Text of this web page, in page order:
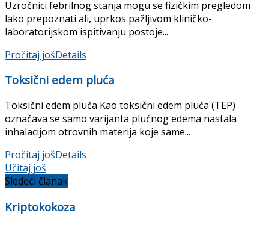
Uzročnici febrilnog stanja mogu se fizič­kim pregledom
lako prepoznati ali, uprkos pažljivom kliničko-
laboratorijskom ispiti­vanju postoje...
Pročitaj jošDetails
Toksični edem pluća
Toksični edem pluća Kao toksični edem pluća (TEP)
označava se samo varijanta plućnog edema nastala
inhalacijom otrovnih materija koje same...
Pročitaj jošDetails
Učitaj još
Sledeći članak
Kriptokokoza